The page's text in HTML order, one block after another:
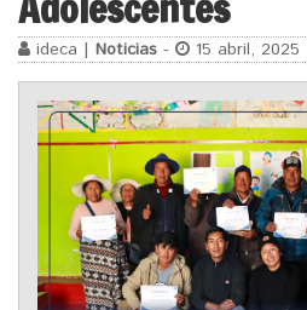
ideca | Noticias - 15 abril, 2025